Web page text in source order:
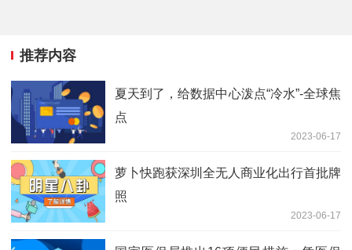
推荐内容
夏天到了，给数据中心泼点“冷水”-全球焦
点
2023-06-17
萝卜快跑获深圳全无人商业化出行首批牌
照
2023-06-17